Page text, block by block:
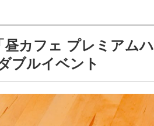
カフェ プレミアムハ
ブルイベント